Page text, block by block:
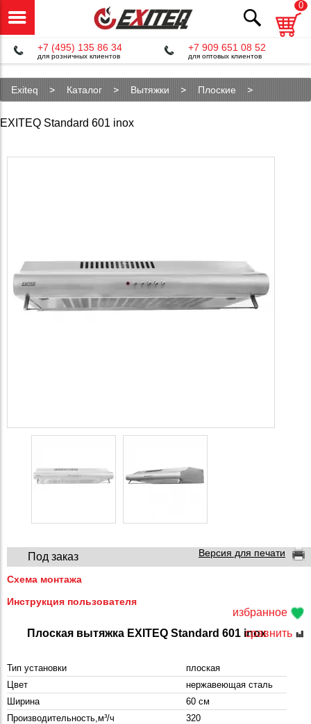
0
+7 (495) 135 86 34
для розничных клиентов
+7 909 651 08 52
для оптовых клиентов
Exiteq Каталог Вытяжки
Плоские
EXITEQ Standard 601 inox
избранное
сравнить
Под заказ Версия для печати
Схема монтажа
Инструкция пользователя
Плоская вытяжка EXITEQ Standard 601 inox
Тип установки
плоская
Цвет
нержавеющая сталь
Ширина
60 см
Производительность,м³/ч
320